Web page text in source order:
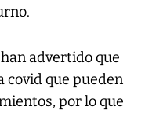
advertido que
covid que pueden
por lo que